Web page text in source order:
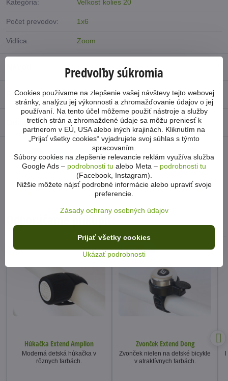
Kategória: Veľkosť kolies 20
Počet prevodov: 1x6
Vidlica: Zoom
Recenzie 0
Diskusia 0
FacebookTwitterBlueskyPinterestRedditLinkedInWhatsApp
E-
mail
Predchádzajúci
Nasledujúci produkt
Odporúčame prikúpiť:
Húkačka Extend Amplion
Moderná detská húkačka v
rôznych farbách.
Zvonček Extend Dong
Zvonček nielen na detské bicykle
v atraktívnych farbách.
Predvoľby súkromia
Cookies používame na zlepšenie vašej návštevy tejto webovej
stránky, analýzu jej výkonnosti a zhromažďovanie údajov o jej
používaní. Na tento účel môžeme použiť nástroje a služby
tretích strán a zhromaždené údaje sa môžu preniesť k
partnerom v EÚ, USA alebo iných krajinách. Kliknutím na
„Prijať všetky cookies“ vyjadrujete svoj súhlas s týmto
spracovaním.
Súbory cookies na zlepšenie relevancie reklám využíva služba
Google Ads – podrobnosti tu alebo Meta – podrobnosti tu
(Facebook, Instagram).
Nižšie môžete nájsť podrobné informácie alebo upraviť svoje
preferencie.
Zásady ochrany osobných údajov
Ukázať podrobnosti
Prijať všetky cookies